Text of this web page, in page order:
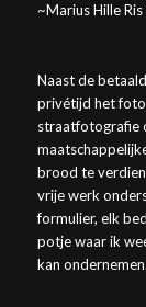
~Marius Hille
Naast de
privétijd het
straatfotografie
brood te
vrije werk
formulier, elk
potje waar ik
kan